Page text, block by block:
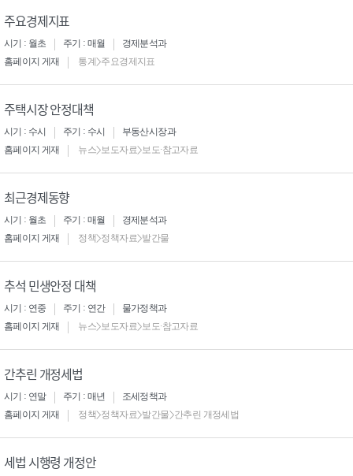
주요경제지표
시기 : 월초 주기 : 매월
경제분석과
홈페이지 게재
통계>주요경제지표
주택시장 안정대책
시기 : 수시 주기 : 수시
부동산시장과
홈페이지 게재
뉴스>보도자료>보도·참고자료
최근경제동향
시기 : 월초 주기 : 매월
경제분석과
홈페이지 게재
정책>정책자료>발간물
추석 민생안정 대책
시기 : 연중 주기 : 연간
물가정책과
홈페이지 게재
뉴스>보도자료>보도·참고자료
간추린 개정세법
시기 : 연말 주기 : 매년
조세정책과
홈페이지 게재
정책>정책자료>발간물>간추린 개정세법
세법 시행령 개정안